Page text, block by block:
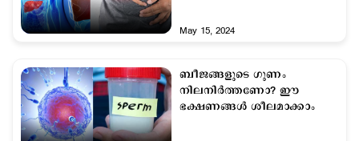
May 15, 2024
ബീജങ്ങളുടെ ഗുണം
നിലനിര്‍ത്തണോ? ഈ
ഭക്ഷണങ്ങള്‍ ശീലമാക്കാം